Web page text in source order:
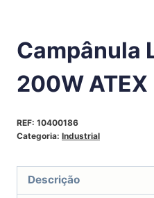
Campânula
200W ATEX
REF: 10400186
Categoria: Industrial
Descrição